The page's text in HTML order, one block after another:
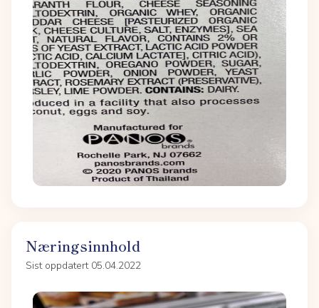
Næringsinnhold
Sist oppdatert 05.04.2022